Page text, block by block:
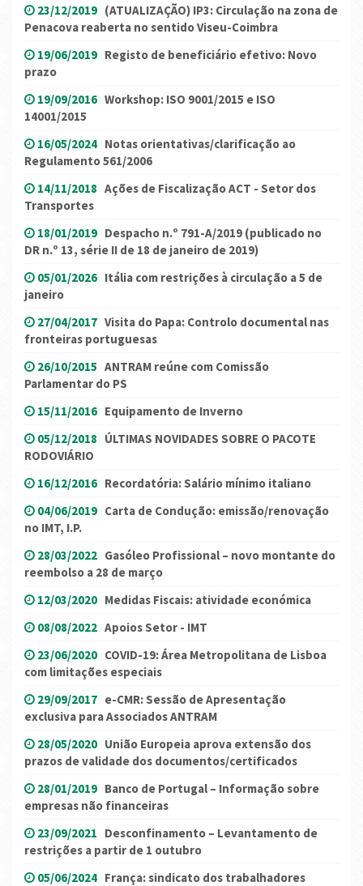
23/12/2019 (ATUALIZAÇÃO) IP3: Circulação na zona de
Penacova reaberta no sentido Viseu-Coimbra
19/06/2019 Registo de beneficiário efetivo: Novo
prazo
19/09/2016 Workshop: ISO 9001/2015 e ISO
14001/2015
16/05/2024 Notas orientativas/clarificação ao
Regulamento 561/2006
14/11/2018 Ações de Fiscalização ACT - Setor dos
Transportes
18/01/2019 Despacho n.º 791-A/2019 (publicado no
DR n.º 13, série II de 18 de janeiro de 2019)
05/01/2026 Itália com restrições à circulação a 5 de
janeiro
27/04/2017 Visita do Papa: Controlo documental nas
fronteiras portuguesas
26/10/2015 ANTRAM reúne com Comissão
Parlamentar do PS
15/11/2016 Equipamento de Inverno
05/12/2018 ÚLTIMAS NOVIDADES SOBRE O PACOTE
RODOVIÁRIO
16/12/2016 Recordatória: Salário mínimo italiano
04/06/2019 Carta de Condução: emissão/renovação
no IMT, I.P.
28/03/2022 Gasóleo Profissional – novo montante do
reembolso a 28 de março
12/03/2020 Medidas Fiscais: atividade económica
08/08/2022 Apoios Setor - IMT
23/06/2020 COVID-19: Área Metropolitana de Lisboa
com limitações especiais
29/09/2017 e-CMR: Sessão de Apresentação
exclusiva para Associados ANTRAM
28/05/2020 União Europeia aprova extensão dos
prazos de validade dos documentos/certificados
28/01/2019 Banco de Portugal – Informação sobre
empresas não financeiras
23/09/2021 Desconfinamento – Levantamento de
restrições a partir de 1 outubro
05/06/2024 França: sindicato dos trabalhadores